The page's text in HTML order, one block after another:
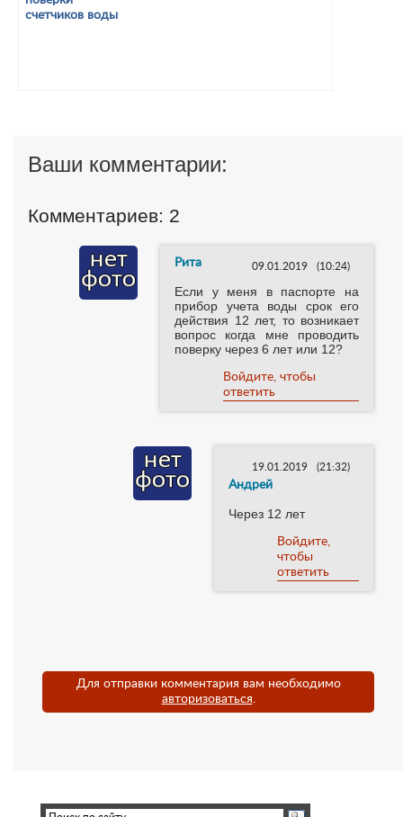
Ваши комментарии:
Комментариев: 2
(10:24)
09.01.2019
Рита
Если у меня в паспорте на
прибор учета воды срок его
действия 12 лет, то возникает
вопрос когда мне проводить
поверку через 6 лет или 12?
Войдите, чтобы
ответить
(21:32)
19.01.2019
Андрей
Через 12 лет
Войдите,
чтобы
ответить
Для отправки комментария вам необходимо
авторизоваться.